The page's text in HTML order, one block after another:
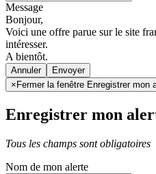
Message
Bonjour,
Voici une offre parue sur le site
intéresser.
A bientôt.
Annuler
× Fermer la fenêtre Enregistrer mon
Enregistrer mon
Tous les champs sont obligatoires
Nom de mon alerte